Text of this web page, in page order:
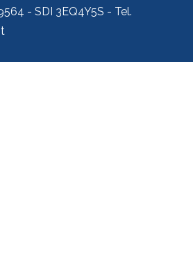
- SDI 3EQ4Y5S - Tel.